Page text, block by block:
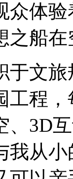
众体
之船
于文
工程
、3D
我从